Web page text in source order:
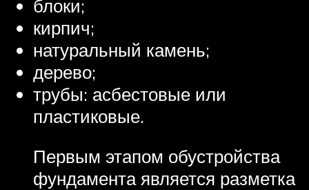
блоки;
кирпич;
натуральный камень;
дерево;
трубы: асбестовые или
пластиковые.
Первым этапом обустройства
фундамента является разметка